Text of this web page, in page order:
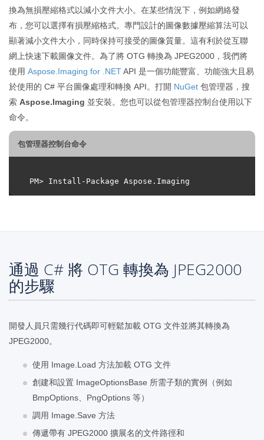
換為無損壓縮格式以減小文件大小。在某些情況下，例如網絡發
布，您可以選擇有損壓縮格式。專門設計的圖像數據壓縮算法可以
顯著減小文件大小，同時保持可接受的圖像質量。這有利於從互聯
網上快速下載圖像文件。為了將 OTG 轉換為 JPEG2000，我們將
使用 Aspose.Imaging for .NETAPI 是一個功能豐富、功能強大且易
於使用的 C# 平台圖像處理和轉換 API。打開 NuGet 包管理器，搜
索 Aspose.Imaging 並安裝。您也可以從包管理器控制台使用以下
命令。
包管理器控制台命令
通過 C# 將 OTG 轉換為 JPEG2000
的步驟
開發人員只需幾行代碼即可輕鬆加載 OTG 文件並將其轉換為
JPEG2000。
使用 Image.Load 方法加載 OTG 文件
創建和設置 ImageOptionsBase 所需子類的實例（例如
BmpOptions、PngOptions 等）
調用 Image.Save 方法
傳遞帶有 JPEG2000 擴展名的文件路徑和